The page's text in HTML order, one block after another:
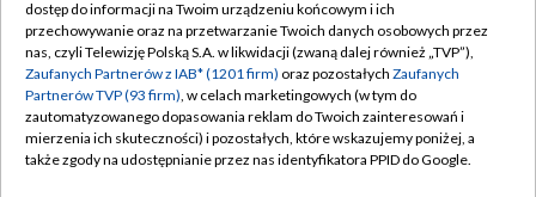
Abonament TVP
Emisja w TVP
Centrum informacji TVP
Naziemna Telewizja Cyfrowa
Regulamin TVP
Polityka prywatności
Moje zgody
Pomoc
dostęp do informacji na Twoim urządzeniu końcowym i ich
przechowywanie oraz na przetwarzanie Twoich danych osobowych przez
nas, czyli Telewizję Polską S.A. w likwidacji (zwaną dalej również „TVP”),
Zaufanych Partnerów z IAB* (1201 firm) oraz pozostałych Zaufanych
Partnerów TVP (93 firm), w celach marketingowych (w tym do
zautomatyzowanego dopasowania reklam do Twoich zainteresowań i
mierzenia ich skuteczności) i pozostałych, które wskazujemy poniżej, a
także zgody na udostępnianie przez nas identyfikatora PPID do Google.